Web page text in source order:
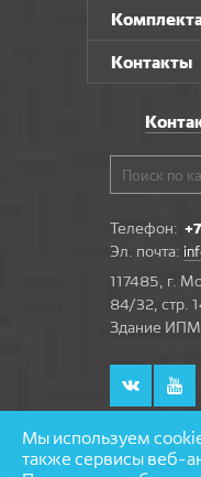
Контакты
Телефон:
Эл. почта:
117485, г.
84/32, стр.
Здание
Мы используем
также сервисы веб-